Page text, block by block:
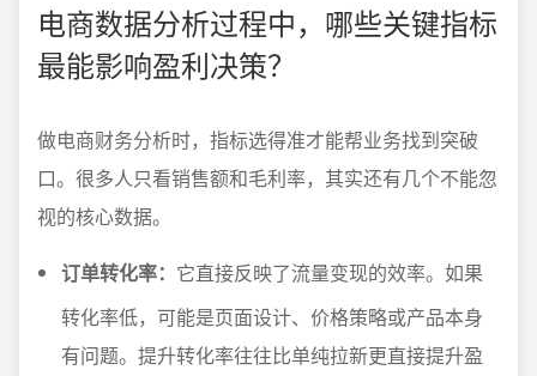
电商数据分析过程中，哪些关键指标
最能影响盈利决策？
做电商财务分析时，指标选得准才能帮业务找到突破
口。很多人只看销售额和毛利率，其实还有几个不能忽
视的核心数据。
订单转化率： 它直接反映了流量变现的效率。如果
转化率低，可能是页面设计、价格策略或产品本身
有问题。提升转化率往往比单纯拉新更直接提升盈